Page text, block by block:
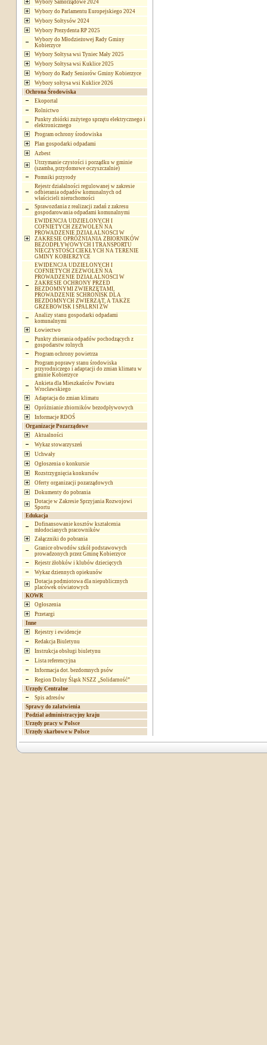
Wybory Samorządowe 2024
Wybory do Parlamentu Europejskiego 2024
Wybory Sołtysów 2024
Wybory Prezydenta RP 2025
Wybory do Młodzieżowej Rady Gminy
Kobierzyce
Wybory Sołtysa wsi Tyniec Mały 2025
Wybory Sołtysa wsi Kuklice 2025
Wybory do Rady Seniorów Gminy Kobierzyce
Wybory sołtysa wsi Kuklice 2026
Ochrona Środowiska
Ekoportal
Rolnictwo
Punkty zbiórki zużytego sprzętu elektrycznego i
elektronicznego
Program ochrony środowiska
Plan gospodarki odpadami
Azbest
Utrzymanie czystości i porządku w gminie
(szamba, przydomowe oczyszczalnie)
Pomniki przyrody
Rejestr działalności regulowanej w zakresie
odbierania odpadów komunalnych od
właścicieli nieruchomości
Sprawozdania z realizacji zadań z zakresu
gospodarowania odpadami komunalnymi
EWIDENCJA UDZIELONYCH I
COFNIETYCH ZEZWOLEŃ NA
PROWADZENIE DZIAŁALNOSCI W
ZAKRESIE OPRÓŻNIANIA ZBIORNIKÓW
BEZODPŁYWOWYCH I TRANSPORTU
NIECZYSTOŚCI CIEKŁYCH NA TERENIE
GMINY KOBIERZYCE
EWIDENCJA UDZIELONYCH I
COFNIETYCH ZEZWOLEŃ NA
PROWADZENIE DZIAŁALNOSCI W
ZAKRESIE OCHRONY PRZED
BEZDOMNYMI ZWIERZĘTAMI,
PROWADZENIE SCHRONISK DLA
BEZDOMNYCH ZWIERZĄT, A TAKŻE
GRZEBOWISK I SPALRNI ZW
Analizy stanu gospodarki odpadami
komunalnymi
Łowiectwo
Punkty zbierania odpadów pochodzących z
gospodarstw rolnych
Program ochrony powietrza
Program poprawy stanu środowiska
przyrodniczego i adaptacji do zmian klimatu w
gminie Kobierzyce
Ankieta dla Mieszkańców Powiatu
Wrocławskiego
Adaptacja do zmian klimatu
Opróżnianie zbiorników bezodpływowych
Informacje RDOŚ
Organizacje Pozarządowe
Aktualności
Wykaz stowarzyszeń
Uchwały
Ogłoszenia o konkursie
Rozstrzygnięcia konkursów
Oferty organizacji pozarządowych
Dokumenty do pobrania
Dotacje w Zakresie Sprzyjania Rozwojowi
Sportu
Edukacja
Dofinansowanie kosztów kształcenia
młodocianych pracowników
Załączniki do pobrania
Granice obwodów szkół podstawowych
prowadzonych przez Gminę Kobierzyce
Rejestr żłobków i klubów dziecięcych
Wykaz dziennych opiekunów
Dotacja podmiotowa dla niepublicznych
placówek oświatowych
KOWR
Ogłoszenia
Przetargi
Inne
Rejestry i ewidencje
Redakcja Biuletynu
Instrukcja obsługi biuletynu
Lista referencyjna
Informacja dot. bezdomnych psów
Region Dolny Śląsk NSZZ „Solidarność”
Urzędy Centralne
Spis adresów
Sprawy do załatwienia
Podział administracyjny kraju
Urzędy pracy w Polsce
Urzędy skarbowe w Polsce